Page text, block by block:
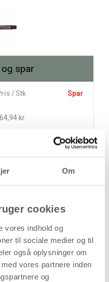
Om
cookies
vores indhold og
til sociale medier og til
også oplysninger om
vores partnere inden
og
spar
/ Stk Spar
64,94 kr.
77,25 kr.
(51,95kr.ekskl. moms)
kurven
når vi har bekræftet din ordre.